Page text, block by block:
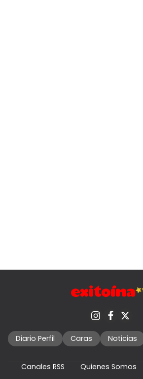
Diario Perfil Caras Noticias
Canales RSS Quienes Somos